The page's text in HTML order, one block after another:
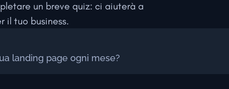
un breve quiz: ci aiuterà a
il tuo business.
landing page ogni mese?